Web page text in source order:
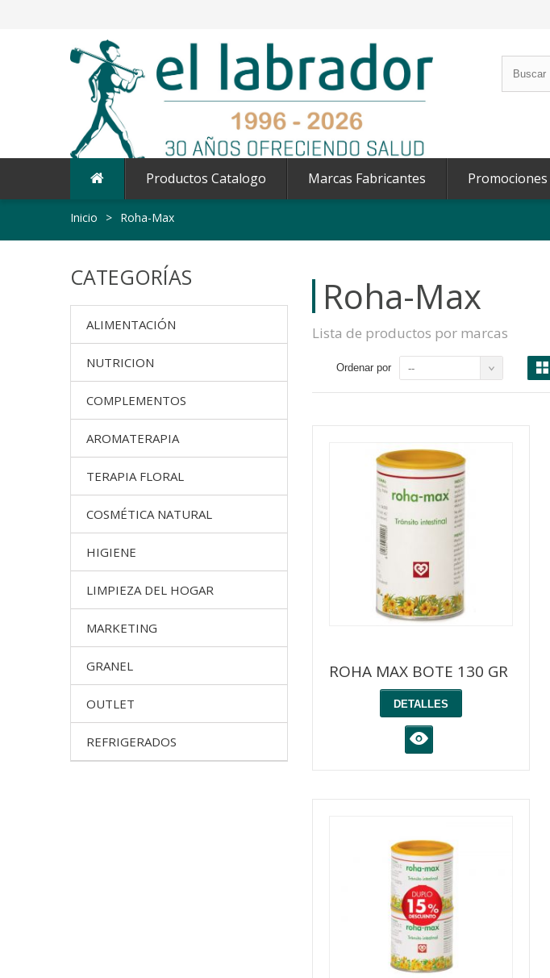
Productos Catalogo Marcas Fabricantes Promociones
Inicio > Roha-Max
Roha-Max
Lista de productos por marcas
Ordenar por --
ROHA MAX BOTE 130 GR
DETALLES
K
CATEGORÍAS
ALIMENTACIÓN
NUTRICION
COMPLEMENTOS
AROMATERAPIA
TERAPIA FLORAL
COSMÉTICA NATURAL
HIGIENE
LIMPIEZA DEL HOGAR
MARKETING
GRANEL
OUTLET
REFRIGERADOS